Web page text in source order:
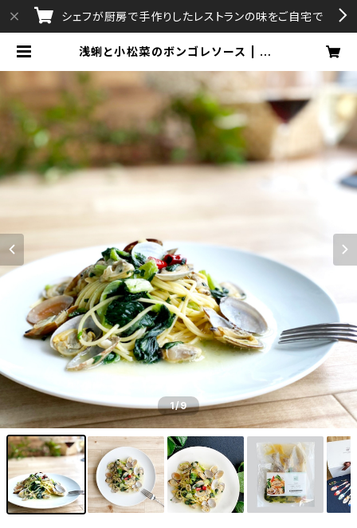
シェフが厨房で手作りしたレストランの味をご自宅で
浅蜊と小松菜のボンゴレソース | aA
1/9